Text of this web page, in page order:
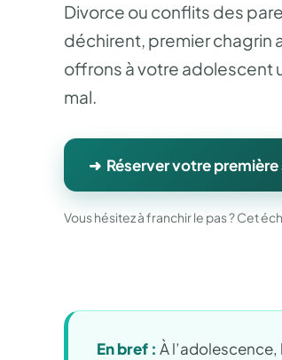
Divorce ou conflits des
déchirent, premier chagrin
offrons à votre adolescent
mal.
➜ Réserver votre première
Vous hésitez à franchir le pas ? Cet
En bref : À